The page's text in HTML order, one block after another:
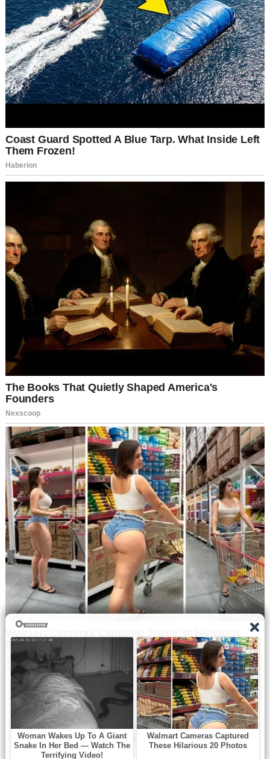
© Copyright All right reserved ByNavbharat Samay
WordPress Powered
By